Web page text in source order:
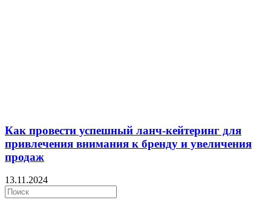
Как провести успешный ланч-кейтеринг для
привлечения внимания к бренду и увеличения
продаж
13.11.2024